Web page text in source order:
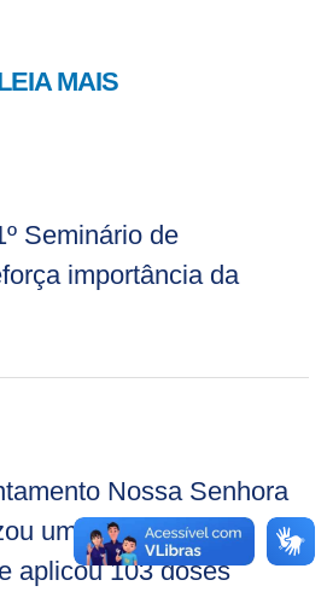
MAIS
Seminário de
importância da
Nossa Senhora
uma ação de
aplicou 103 doses